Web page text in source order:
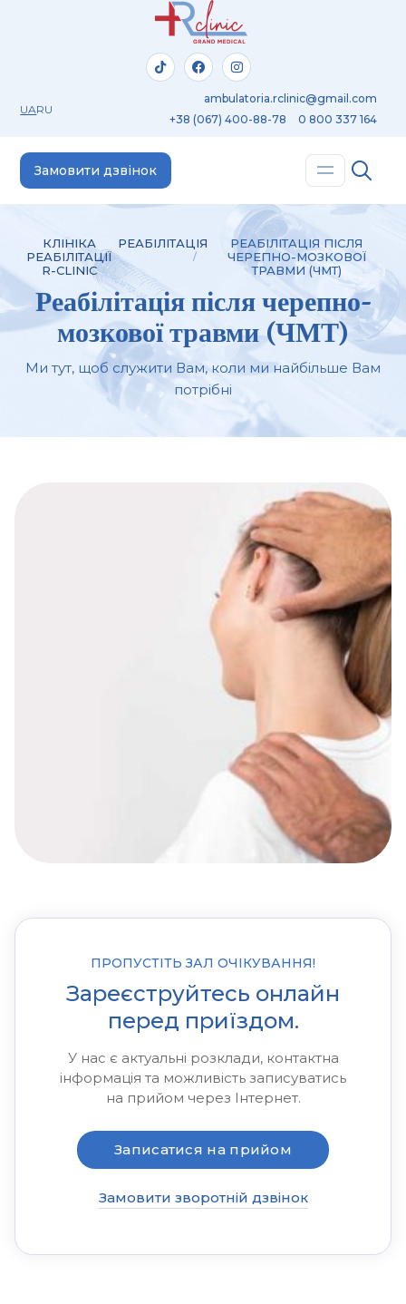
UARU
ambulatoria.rclinic@gmail.com
+38 (067) 400-88-78
0 800 337 164
Замовити дзвінок
КЛІНІКА
РЕАБІЛІТАЦІЇ
R-CLINIC
РЕАБІЛІТАЦІЯ
РЕАБІЛІТАЦІЯ ПІСЛЯ
ЧЕРЕПНО-МОЗКОВОЇ
ТРАВМИ (ЧМТ)
Реабілітація після черепно-
мозкової травми (ЧМТ)
Ми тут, щоб служити Вам, коли ми найбільше Вам
потрібні
ПРОПУСТІТЬ ЗАЛ ОЧІКУВАННЯ!
Зареєструйтесь онлайн
перед приїздом.
У нас є актуальні розклади, контактна
інформація та можливість записуватись
на прийом через Інтернет.
Записатися на прийом
Замовити зворотній дзвінок